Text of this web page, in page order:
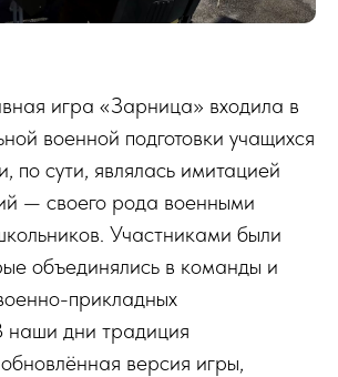
игра «Зарница» входила в
военной подготовки учащихся
по сути, являлась имитацией
— своего рода военными
Участниками были
объединялись в команды и
прикладных
наши дни традиция
версия игры,